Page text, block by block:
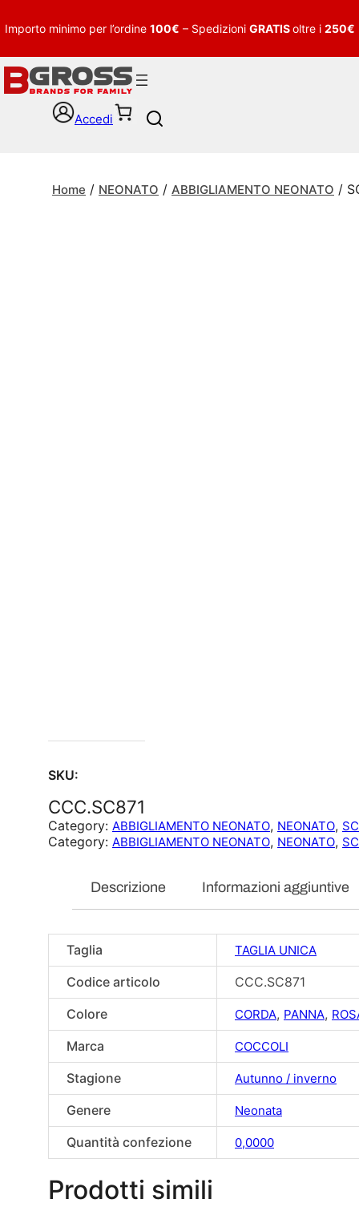
Importo minimo per l’ordine 100€ – Spedizioni GRATISoltre i 250€
Accedi
c
Home / NEONATO / ABBIGLIAMENTO NEONATO /
SKU:
CCC.SC871
Category: ABBIGLIAMENTO NEONATO, NEONATO,
Category: ABBIGLIAMENTO NEONATO, NEONATO,
Descrizione Informazioni aggiuntive
Taglia TAGLIA UNICA
Codice articolo
CCC.SC871
Colore
CORDA, PANNA,
Marca COCCOLI
Stagione Autunno / inverno
Genere Neonata
Quantità confezione 0,0000
Prodotti simili